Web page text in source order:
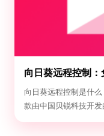
向日葵远程控制
作指南
向日葵远程控制是什
款由中国贝锐科技开